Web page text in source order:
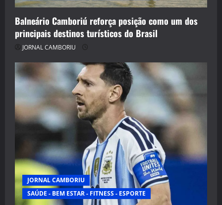
Balneário Camboriú reforça posição como um dos
principais destinos turísticos do Brasil
JORNAL CAMBORIU
JORNAL CAMBORIU
SAÚDE - BEM ESTAR - FITNESS - ESPORTE